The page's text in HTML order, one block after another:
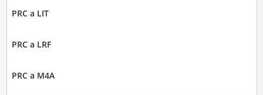
PRC a LIT
PRC a LRF
PRC a M4A